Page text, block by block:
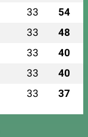
33 54
33 48
33 40
33 40
33 37